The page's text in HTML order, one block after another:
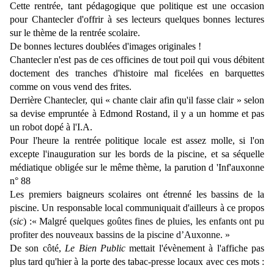
Cette rentrée, tant pédagogique que politique est une occasion
pour Chantecler d'offrir à ses lecteurs quelques bonnes lectures
sur le thème de la rentrée scolaire.
De bonnes lectures doublées d'images originales !
Chantecler n'est pas de ces officines de tout poil qui vous débitent
doctement des tranches d'histoire mal ficelées en barquettes
comme on vous vend des frites.
Derrière Chantecler, qui « chante clair afin qu'il fasse clair » selon
sa devise empruntée à Edmond Rostand, il y a un homme et pas
un robot dopé à l'I.A.
Pour l'heure la rentrée politique locale est assez molle, si l'on
excepte l'inauguration sur les bords de la piscine, et sa séquelle
médiatique obligée sur le même thème, la parution d 'Inf'auxonne
n° 88
Les premiers baigneurs scolaires ont étrenné les bassins de la
piscine. Un responsable local communiquait d'ailleurs à ce propos
(sic) :«Malgré quelques goûtes fines de pluies, les enfants ont pu
profiter des nouveaux bassins de la piscine d’Auxonne. »
De son côté, Le Bien Publicmettait l'évènement à l'affiche pas
plus tard qu'hier à la porte des tabac-presse locaux avec ces mots :